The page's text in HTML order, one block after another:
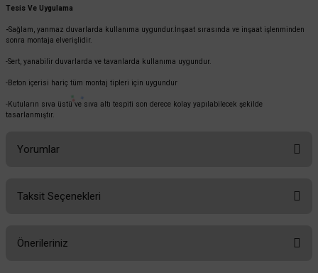
Tesis Ve Uygulama
-Sağlam, yanmaz duvarlarda kullanıma uygundur.İnşaat sırasında ve inşaat işlenminden
sonra montaja elverişlidir.
-Sert, yanabilir duvarlarda ve tavanlarda kullanıma uygundur.
-Beton içerisi hariç tüm montaj tipleri için uygundur
-Kutuların sıva üstü ve sıva altı tespiti son derece kolay yapılabilecek şekilde
tasarlanmıştır.
Yorumlar
Taksit Seçenekleri
Önerileriniz